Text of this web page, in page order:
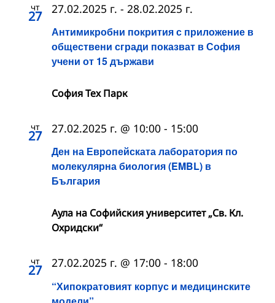
чт
27
Антимикробни покрития с приложение в
обществени сгради показват в София
учени от 15 държави
27.02.2025 г. - 28.02.2025 г.
София Тех Парк
чт
27
Ден на Европейската лаборатория по
молекулярна биология (EMBL) в
България
27.02.2025 г. @ 10:00 - 15:00
Аула на Софийския университет „Св. Кл.
Охридски“
чт
27
“Хипократовият корпус и медицинските
27.02.2025 г. @ 17:00 - 18:00